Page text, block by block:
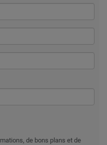
de bons plans et de